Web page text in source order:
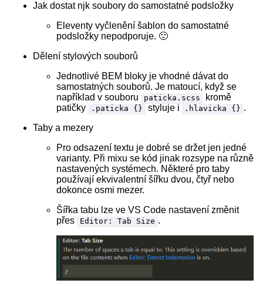
Jak dostat njk soubory do samostatné podsložky
Eleventy vyčlenění šablon do samostatné
podsložky nepodporuje. 🙁
Dělení stylových souborů
Jednotlivé BEM bloky je vhodné dávat do
samostatných souborů. Je matoucí, když se
například v souboru
paticka.scss
kromě
patičky
.paticka {} styluje i .hlavicka {} .
Taby a mezery
Pro odsazení textu je dobré se držet jen jedné
varianty. Při mixu se kód jinak rozsype na různě
nastavených systémech. Některé pro taby
používají ekvivalentní šířku dvou, čtyř nebo
dokonce osmi mezer.
Šířka tabu lze ve VS Code nastavení změnit
přes
Editor: Tab Size .